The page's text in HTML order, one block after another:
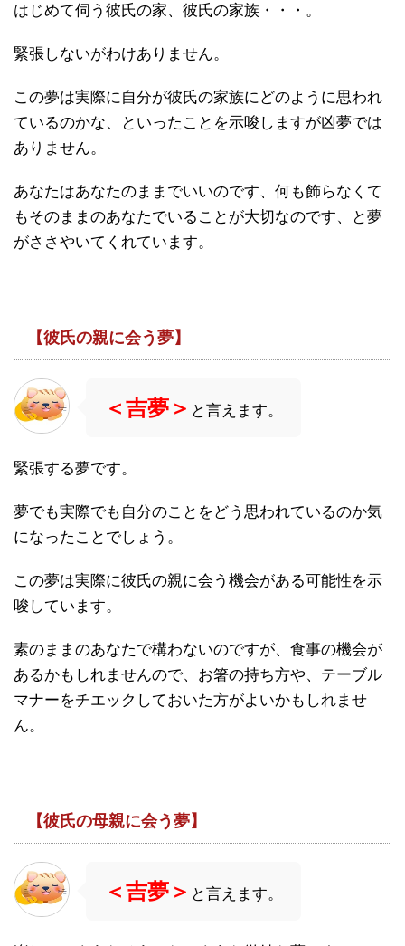
はじめて伺う彼氏の家、彼氏の家族・・・。
緊張しないがわけありません。
この夢は実際に自分が彼氏の家族にどのように思われ
ているのかな、といったことを示唆しますが凶夢では
ありません。
あなたはあなたのままでいいのです、何も飾らなくて
もそのままのあなたでいることが大切なのです、と夢
がささやいてくれています。
【彼氏の親に会う夢】
＜吉夢＞ と言えます。
緊張する夢です。
夢でも実際でも自分のことをどう思われているのか気
になったことでしょう。
この夢は実際に彼氏の親に会う機会がある可能性を示
唆しています。
素のままのあなたで構わないのですが、食事の機会が
あるかもしれませんので、お箸の持ち方や、テーブル
マナーをチエックしておいた方がよいかもしれませ
ん。
【彼氏の母親に会う夢】
＜吉夢＞ と言えます。